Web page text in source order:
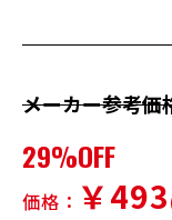
メーカー参考
29%OFF
価格： ￥493